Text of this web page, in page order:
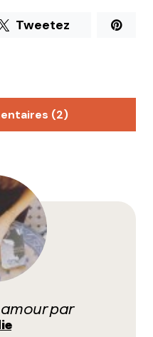
Tweetez
(2)
aux pochettes
out, il faudra
rapide pour celle de
par